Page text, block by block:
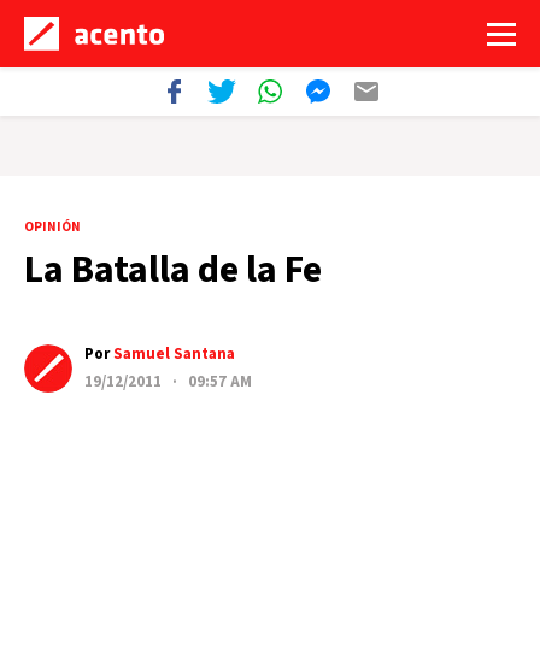
OPINIÓN
La Batalla de la Fe
PorSamuel Santana
19/12/2011 · 09:57 AM